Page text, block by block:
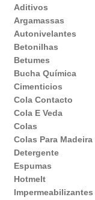
Aditivos
Argamassas
Autonivelantes
Betonilhas
Betumes
Bucha Química
Cimenticios
Cola Contacto
Cola E Veda
Colas
Colas Para Madeira
Detergente
Espumas
Hotmelt
Impermeabilizantes